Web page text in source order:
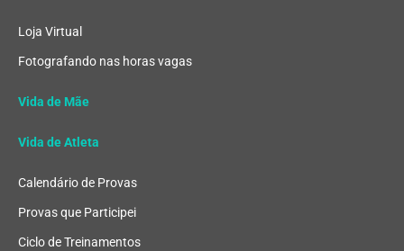
Loja Virtual
Fotografando nas horas vagas
Vida de Mãe
Vida de Atleta
Calendário de Provas
Provas que Participei
Ciclo de Treinamentos